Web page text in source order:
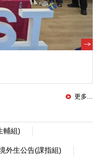
更多...
輔組)
外生公告(課指組)